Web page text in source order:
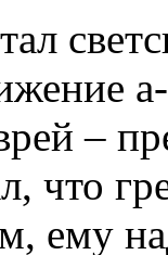
–
что
ему